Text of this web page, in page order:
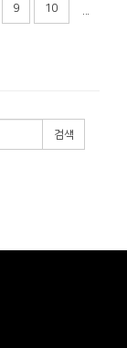
9 10 ...
검색